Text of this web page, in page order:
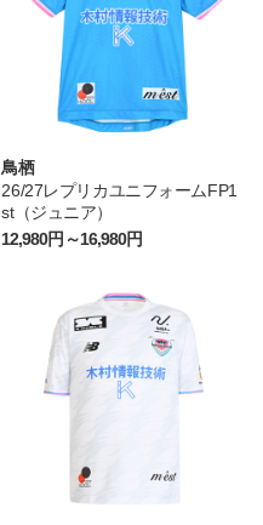
鳥栖
26/27レプリカユニフォームFP1
st（ジュニア）
12,980円～16,980円